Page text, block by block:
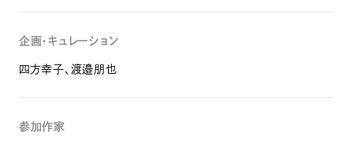
企画・キュレーション
四方幸子、渡邉朋也
参加作家